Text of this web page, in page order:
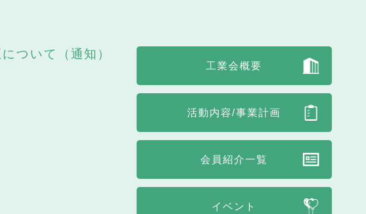
ついて（通知）
工業会概要
活動内容/事業計画
会員紹介一覧
イベント